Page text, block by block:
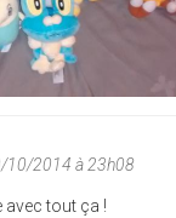
10/2014 à 23h08
avec tout ça !